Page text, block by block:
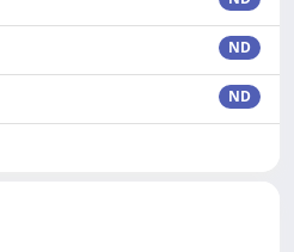
ND
ND